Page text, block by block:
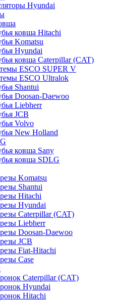
Hyundai
ковша Hitachi
Komatsu
Hyundai
ковша Caterpillar (CAT)
ESCO SUPER V
ESCO Ultralok
Shantui
Doosan-Daewoo
Liebherr
JCB
Volvo
New Holland
ковша Sany
ковша SDLG
Komatsu
Shantui
Hitachi
Hyundai
Caterpillar (CAT)
Liebherr
Doosan-Daewoo
JCB
Fiat-Hitachi
Case
Caterpillar (CAT)
Hyundai
Hitachi